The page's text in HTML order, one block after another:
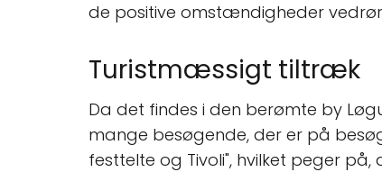
de positive omstændigheder
Turistmæssigt tiltræk
Da det findes i den berømte by
mange besøgende, der er på
festtelte og Tivoli", hvilket peger